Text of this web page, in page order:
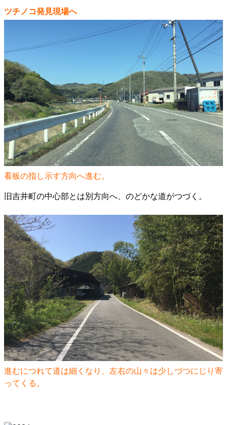
ツチノコ発見現場へ
看板の指し示す方向へ進む。
旧吉井町の中心部とは別方向へ、のどかな道がつづく。
進むにつれて道は細くなり、左右の山々は少しづつにじり寄
ってくる。